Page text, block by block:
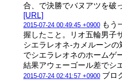
合、で決勝でバヌアツを破
[URL]
2015-07-24 00:49:45 +0900 もう
握したこと。リオ五輪男子
シエラレオネ-カメルーン
でシエラレオネのホームゲ
結果アウェーゴール差でシ
2015-07-24 02:41:57 +0900 ブロ